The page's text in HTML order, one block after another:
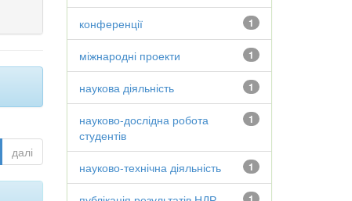
далі
1
конференції
1
міжнародні проекти
1
наукова діяльність
1
науково-дослідна робота
студентів
1
науково-технічна діяльність